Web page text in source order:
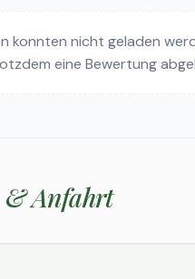
konnten nicht geladen
eine Bewertung
& Anfahrt